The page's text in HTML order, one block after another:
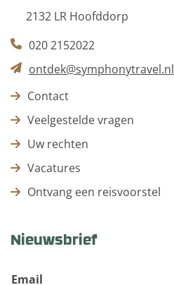
2132 LR Hoofddorp
020 2152022
ontdek@symphonytravel.nl
Contact
Veelgestelde vragen
Uw rechten
Vacatures
Ontvang een reisvoorstel
Nieuwsbrief
Email